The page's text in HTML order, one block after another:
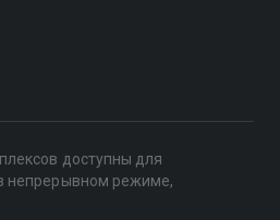
доступны для
непрерывном режиме,